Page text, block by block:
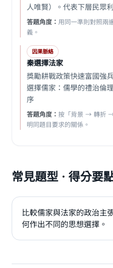
人唯賢）。代表下層民眾
答題角度： 用同一準則對照兩
義。
因果脈絡
秦選擇法家
獎勵耕戰政策快速富國強
選擇儒家：儒學的禮治倫
序
答題角度： 按「背景 → 轉折
明同題目要求的關係。
常見題型 · 得分要
比較儒家與法家的政治主
何作出不同的思想選擇。